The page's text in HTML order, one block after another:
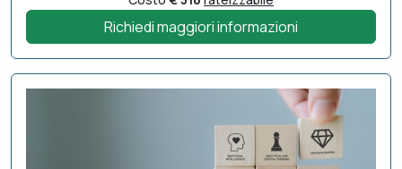
Richiedi maggiori informazioni